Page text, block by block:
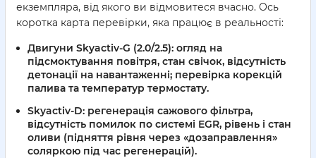
екземпляра, від якого ви відмовитеся вчасно. Ось
коротка карта перевірки, яка працює в реальності:
Двигуни Skyactiv-G (2.0/2.5): огляд на
підсмоктування повітря, стан свічок, відсутність
детонації на навантаженні; перевірка корекцій
палива та температур термостату.
Skyactiv-D: регенерація сажового фільтра,
відсутність помилок по системі EGR, рівень і стан
оливи (підняття рівня через «дозаправлення»
соляркою під час регенерацій).